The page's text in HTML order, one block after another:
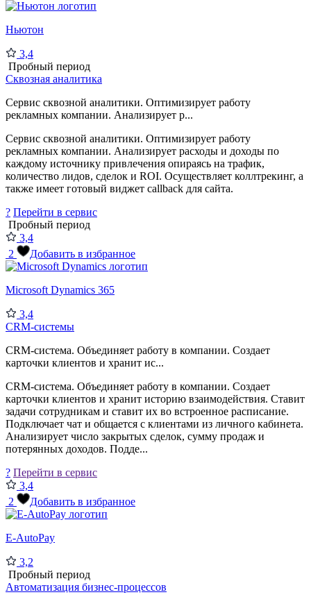
Ньютон
3,4
Пробный период
Сквозная аналитика
Сервис сквозной аналитики. Оптимизирует работу
рекламных компании. Анализирует р...
Сервис сквозной аналитики. Оптимизирует работу
рекламных компании. Анализирует расходы и доходы по
каждому источнику привлечения опираясь на трафик,
количество лидов, сделок и ROI. Осуществляет коллтрекинг, а
также имеет готовый виджет callback для сайта.
? Перейти в сервис
Пробный период
3,4
2
Добавить в избранное
Microsoft Dynamics 365
3,4
CRM-системы
CRM-система. Объединяет работу в компании. Создает
карточки клиентов и хранит ис...
CRM-система. Объединяет работу в компании. Создает
карточки клиентов и хранит историю взаимодействия. Ставит
задачи сотрудникам и ставит их во встроенное расписание.
Подключает чат и общается с клиентами из личного кабинета.
Анализирует число закрытых сделок, сумму продаж и
потерянных доходов. Подде...
? Перейти в сервис
3,4
2
Добавить в избранное
E-AutoPay
3,2
Пробный период
Автоматизация бизнес-процессов